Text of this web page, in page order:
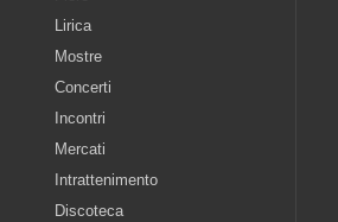
Lirica
Mostre
Concerti
Incontri
Mercati
Intrattenimento
Discoteca